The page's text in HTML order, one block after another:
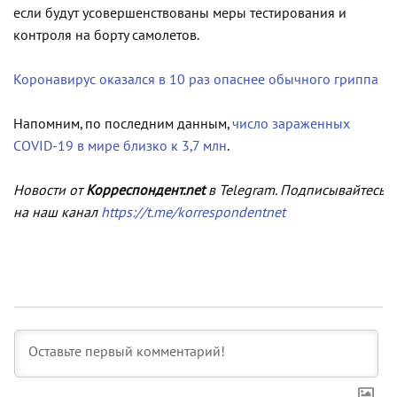
если будут усовершенствованы меры тестирования и
контроля на борту самолетов.
Коронавирус оказался в 10 раз опаснее обычного гриппа
Напомним, по последним данным,число зараженных
COVID-19 в мире близко к 3,7 млн.
Новости отКорреспондент.netв Telegram. Подписывайтесь
на наш канал https://t.me/korrespondentnet